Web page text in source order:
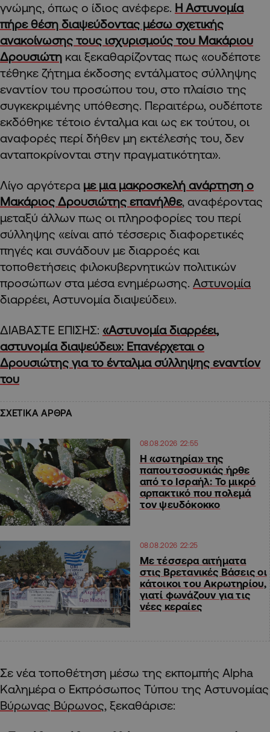
γνώμης, όπως ο ίδιος ανέφερε. Η Αστυνομία
πήρε θέση διαψεύδοντας μέσω σχετικής
ανακοίνωσης τους ισχυρισμούς του Μακάριου
Δρουσιώτη και ξεκαθαρίζοντας πως «ουδέποτε
τέθηκε ζήτημα έκδοσης εντάλματος σύλληψης
εναντίον του προσώπου του, στο πλαίσιο της
συγκεκριμένης υπόθεσης. Περαιτέρω, ουδέποτε
εκδόθηκε τέτοιο ένταλμα και ως εκ τούτου, οι
αναφορές περί δήθεν μη εκτέλεσής του, δεν
ανταποκρίνονται στην πραγματικότητα».
Λίγο αργότερα με μια μακροσκελή ανάρτηση ο
Μακάριος Δρουσιώτης επανήλθε, αναφέροντας
μεταξύ άλλων πως οι πληροφορίες του περί
σύλληψης «είναι από τέσσερις διαφορετικές
πηγές και συνάδουν με διαρροές και
τοποθετήσεις φιλοκυβερνητικών πολιτικών
προσώπων στα μέσα ενημέρωσης. Αστυνομία
διαρρέει, Αστυνομία διαψεύδει».
ΔΙΑΒΑΣΤΕ ΕΠΙΣΗΣ: «Αστυνομία διαρρέει,
αστυνομία διαψεύδει»: Επανέρχεται ο
Δρουσιώτης για το ένταλμα σύλληψης εναντίον
του
ΣΧΕΤΙΚΑ ΑΡΘΡΑ
08.08.2026 22:55
Η «σωτηρία» της
παπουτσοσυκιάς ήρθε
από το Ισραήλ: Το μικρό
αρπακτικό που πολεμά
τον ψευδόκοκκο
08.08.2026 22:25
Με τέσσερα αιτήματα
στις Βρετανικές Βάσεις οι
κάτοικοι του Ακρωτηρίου,
γιατί φωνάζουν για τις
νέες κεραίες
Σε νέα τοποθέτηση μέσω της εκπομπής Alpha
Καλημέρα ο Εκπρόσωπος Τύπου της Αστυνομίας
Βύρωνας Βύρωνος, ξεκαθάρισε: